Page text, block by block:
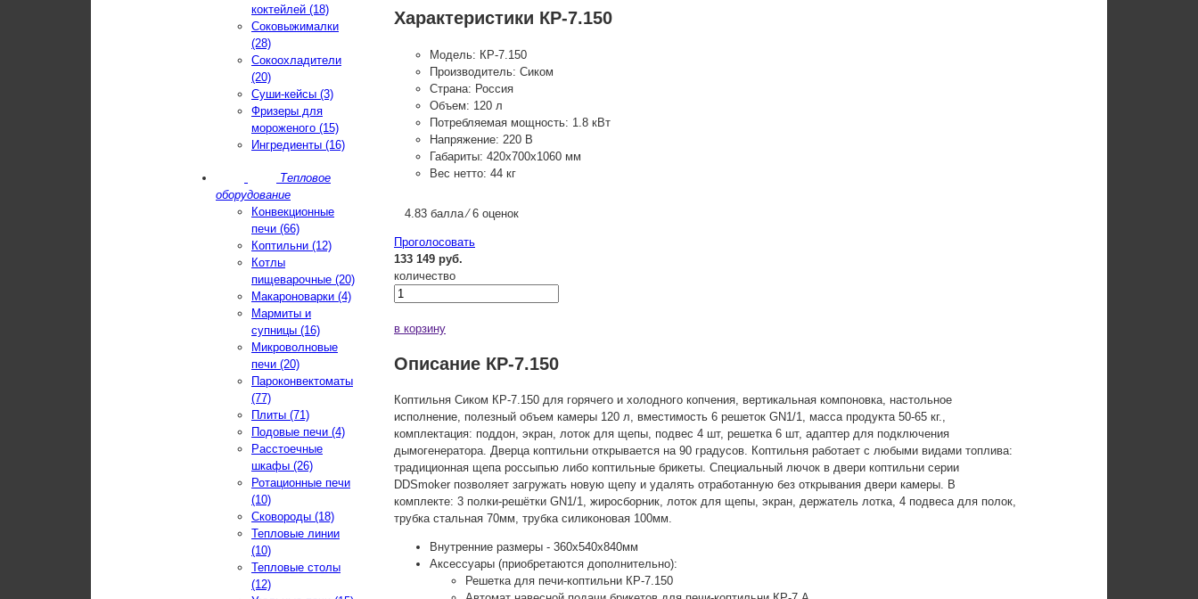
Характеристики КР-7.150
Модель: КР-7.150
Производитель: Сиком
Страна: Россия
Объем: 120 л
Потребляемая мощность: 1.8 кВт
Напряжение: 220 В
Габариты: 420х700х1060 мм
Вес нетто: 44 кг
4.83 балла ⁄ 6 оценок
Проголосовать
133 149 руб.
количество
в корзину
Описание КР-7.150
Коптильня Сиком КР-7.150 для горячего и холодного копчения, вертикальная компоновка, настольное
исполнение, полезный объем камеры 120 л, вместимость 6 решеток GN1/1, масса продукта 50-65 кг.,
комплектация: поддон, экран, лоток для щепы, подвес 4 шт, решетка 6 шт, адаптер для подключения
дымогенератора. Дверца коптильни открывается на 90 градусов. Коптильня работает с любыми видами топлива:
традиционная щепа россыпью либо коптильные брикеты. Специальный лючок в двери коптильни серии
DDSmoker позволяет загружать новую щепу и удалять отработанную без открывания двери камеры. В
комплекте: 3 полки-решётки GN1/1, жиросборник, лоток для щепы, экран, держатель лотка, 4 подвеса для полок,
трубка стальная 70мм, трубка силиконовая 100мм.
Внутренние размеры - 360х540х840мм
Аксессуары (приобретаются дополнительно):
Решетка для печи-коптильни КР-7.150
коктейлей (18)
Соковыжималки
(28)
Сокоохладители
(20)
Суши-кейсы (3)
Фризеры для
мороженого (15)
Ингредиенты (16)
Тепловое
оборудование
Конвекционные
печи (66)
Коптильни (12)
Котлы
пищеварочные (20)
Макароноварки (4)
Мармиты и
супницы (16)
Микроволновые
печи (20)
Пароконвектоматы
(77)
Плиты (71)
Подовые печи (4)
Расстоечные
шкафы (26)
Ротационные печи
(10)
Сковороды (18)
Тепловые линии
(10)
Тепловые столы
(12)